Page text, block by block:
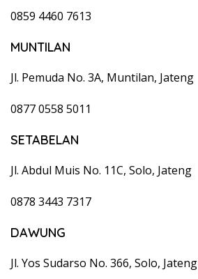
0859 4460 7613
MUNTILAN
Jl. Pemuda No. 3A, Muntilan, Jateng
0877 0558 5011
SETABELAN
Jl. Abdul Muis No. 11C, Solo, Jateng
0878 3443 7317
DAWUNG
Jl. Yos Sudarso No. 366, Solo, Jateng